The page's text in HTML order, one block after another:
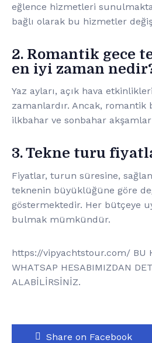
eğlence hizmetleri
bağlı olarak bu hizmetler
2. Romantik gece
en iyi zaman
Yaz ayları, açık hava
zamanlardır. Ancak, romantik
ilkbahar ve sonbahar
3. Tekne turu
Fiyatlar, turun süresine,
teknenin büyüklüğüne göre
göstermektedir. Her bütçeye
bulmak mümkündür.
https://vipyachtstour.com/ BU
WHATSAP HESABIMIZDAN
ALABİLİRSİNİZ.
Share on Facebook